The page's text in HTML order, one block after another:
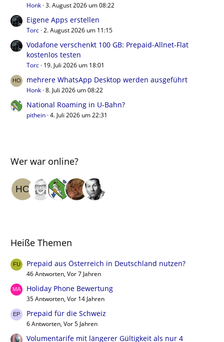
Honk 3. August 2026 um 08:22
Eigene Apps erstellen
Torc 2. August 2026 um 11:15
Vodafone verschenkt 100 GB: Prepaid-Allnet-Flat
kostenlos testen
Torc 19. Juli 2026 um 18:01
mehrere WhatsApp Desktop werden ausgeführt
Honk 8. Juli 2026 um 08:22
National Roaming in U-Bahn?
pithein 4. Juli 2026 um 22:31
Wer war online?
Heiße Themen
Prepaid aus Österreich in Deutschland nutzen?
46 Antworten, Vor 7 Jahren
Holiday Phone Bewertung
35 Antworten, Vor 14 Jahren
Prepaid für die Schweiz
6 Antworten, Vor 5 Jahren
Volumentarife mit längerer Gültigkeit als nur 4